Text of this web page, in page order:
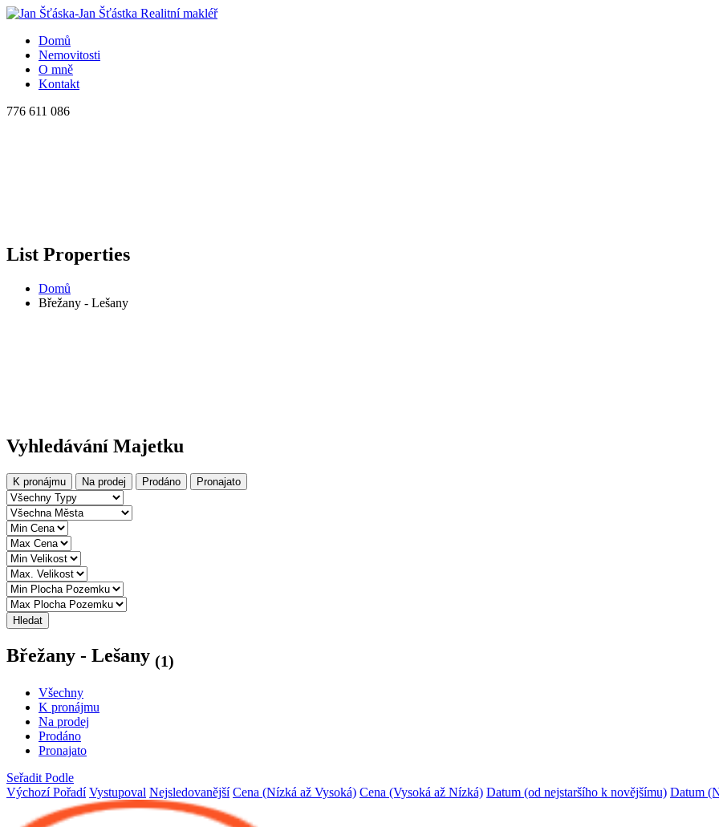
Domů
Nemovitosti
O mně
Kontakt
776 611 086
List Properties
Domů
Břežany - Lešany
Vyhledávání Majetku
K pronájmu Na prodej Prodáno Pronajato
Hledat
Břežany - Lešany (1)
Všechny
K pronájmu
Na prodej
Prodáno
Pronajato
Seřadit Podle
Výchozí Pořadí Vystupoval Nejsledovanější Cena (Nízká až Vysoká) Cena (Vysoká až Nízká) Datum (od nejstaršího k novějšímu) Datum